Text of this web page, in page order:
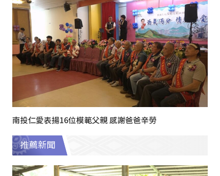
南投仁愛表揚16位模範父親 感謝爸爸辛勞
推薦新聞